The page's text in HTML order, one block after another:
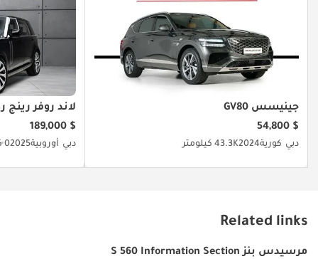
جينيسس GV80
$ 54,800
دبي كورية202443.3K كيلومتر
لاند روفر رينج
$ 189,000
دبي أوروبية20250 كيلومتر
Related links
مرسيدس بنز S 560 Information Section